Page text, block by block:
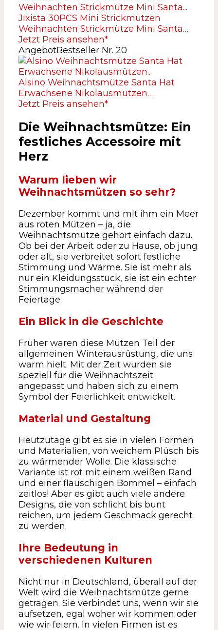
Jixista 30PCS Mini Strickmützen
Weihnachten Strickmütze Mini Santa…
Jetzt Preis ansehen*
AngebotBestseller Nr. 20
Alsino Weihnachtsmütze Santa Hat
Erwachsene Nikolausmützen…
Jetzt Preis ansehen*
Die Weihnachtsmütze: Ein
festliches Accessoire mit
Herz
Warum lieben wir
Weihnachtsmützen so sehr?
Dezember kommt und mit ihm ein Meer
aus roten Mützen – ja, die
Weihnachtsmütze gehört einfach dazu.
Ob bei der Arbeit oder zu Hause, ob jung
oder alt, sie verbreitet sofort festliche
Stimmung und Wärme. Sie ist mehr als
nur ein Kleidungsstück, sie ist ein echter
Stimmungsmacher während der
Feiertage.
Ein Blick in die Geschichte
Früher waren diese Mützen Teil der
allgemeinen Winterausrüstung, die uns
warm hielt. Mit der Zeit wurden sie
speziell für die Weihnachtszeit
angepasst und haben sich zu einem
Symbol der Feierlichkeit entwickelt.
Material und Gestaltung
Heutzutage gibt es sie in vielen Formen
und Materialien, von weichem Plüsch bis
zu wärmender Wolle. Die klassische
Variante ist rot mit einem weißen Rand
und einer flauschigen Bommel – einfach
zeitlos! Aber es gibt auch viele andere
Designs, die von schlicht bis bunt
reichen, um jedem Geschmack gerecht
zu werden.
Ihre Bedeutung in
verschiedenen Kulturen
Nicht nur in Deutschland, überall auf der
Welt wird die Weihnachtsmütze gerne
getragen. Sie verbindet uns, wenn wir sie
aufsetzen, egal woher wir kommen oder
wie wir feiern. In vielen Firmen ist es